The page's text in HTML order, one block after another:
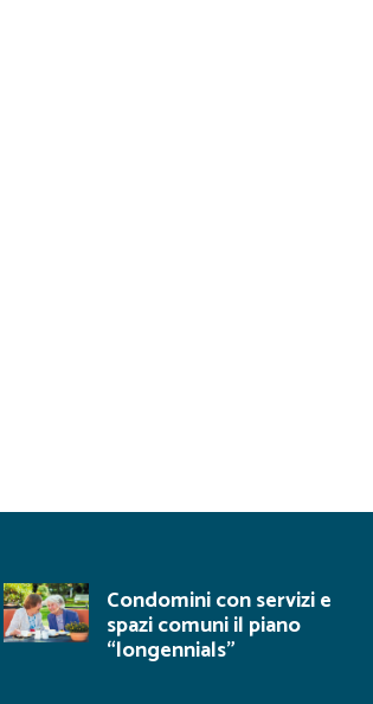
Condomini con servizi e
spazi comuni il piano
“longennials”